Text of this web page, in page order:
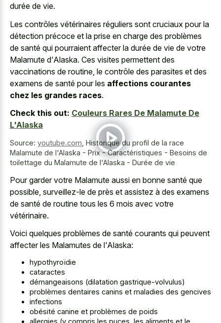
durée de vie.
Les contrôles vétérinaires réguliers sont cruciaux pour la
détection précoce et la prise en charge des problèmes
de santé qui pourraient affecter la durée de vie de votre
Malamute d'Alaska. Ces visites permettent des
vaccinations de routine, le contrôle des parasites et des
examens de santé pour les affections courantes
chez les grandes races.
Check this out: Couleurs Rares De Malamute De
L'Alaska
Source: youtube.com Historique du profil de la race
Malamute de l'Alaska - Prix - Caractéristiques - Besoins de
toilettage du Malamute de l'Alaska - Durée de vie
Pour garder votre Malamute aussi en bonne santé que
possible, surveillez-le de près et assistez à des examens
de santé de routine tous les 6 mois avec votre
vétérinaire.
Voici quelques problèmes de santé courants qui peuvent
affecter les Malamutes de l'Alaska:
hypothyroïdie
cataractes
démangeaisons (dilatation gastrique-volvulus)
problèmes dentaires canins et maladies des gencives
infections
obésité canine et problèmes de poids
allergies (y compris les puces, les aliments et le